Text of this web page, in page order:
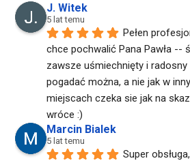
J. Witek
5 lat temu
Pełen
chce pochwalić Pana Pawła --
zawsze uśmiechnięty i
pogadać można, a nie jak w
miejscach czeka sie jak na
wróce :)
Marcin Bialek
5 lat temu
Super